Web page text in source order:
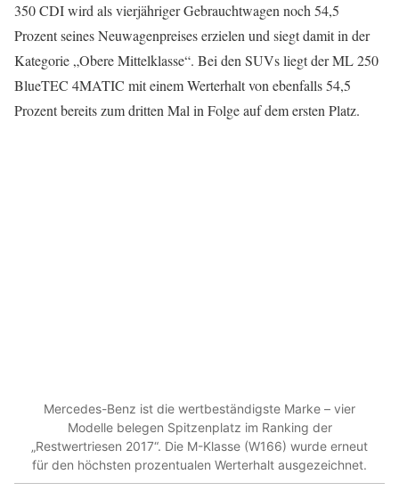
350 CDI wird als vierjähriger Gebrauchtwagen noch 54,5
Prozent seines Neuwagenpreises erzielen und siegt damit in der
Kategorie „Obere Mittelklasse“. Bei den SUVs liegt der ML 250
BlueTEC 4MATIC mit einem Werterhalt von ebenfalls 54,5
Prozent bereits zum dritten Mal in Folge auf dem ersten Platz.
Mercedes-Benz ist die wertbeständigste Marke – vier
Modelle belegen Spitzenplatz im Ranking der
„Restwertriesen 2017“. Die M-Klasse (W166) wurde erneut
für den höchsten prozentualen Werterhalt ausgezeichnet.